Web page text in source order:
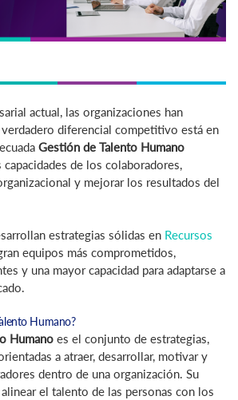
actual, las organizaciones han
diferencial competitivo está en
Gestión de Talento Humano
de los colaboradores,
y mejorar los resultados del
estrategias sólidas en Recursos
equipos más comprometidos,
y una mayor capacidad para adaptarse a
Humano?
Humano es el conjunto de estrategias,
a atraer, desarrollar, motivar y
dentro de una organización. Su
el talento de las personas con los